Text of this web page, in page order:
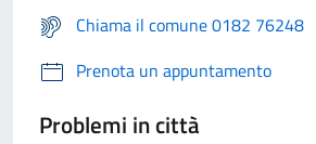
Chiama il comune 0182 76248
Prenota un appuntamento
Problemi in città